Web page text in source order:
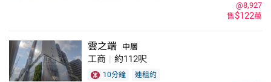
售$122萬
@8,927
雲之端 中層
工商 約112呎
10分鐘 連租約